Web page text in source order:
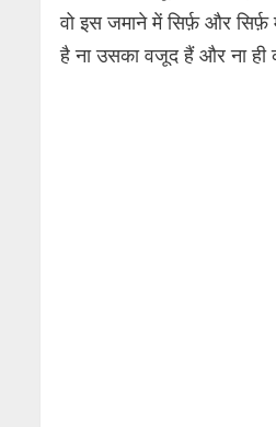
वो इस जमाने में सिर्फ़ और
है ना उसका वजूद हैं और ना ही